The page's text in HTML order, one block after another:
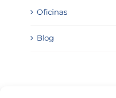
Oficinas
Blog